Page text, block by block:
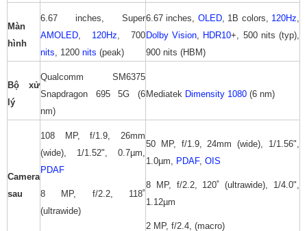
Màn
hình
6.67 inches, Super
AMOLED, 120Hz, 700
nits, 1200 nits (peak)
6.67 inches, OLED, 1B colors, 120Hz,
Dolby Vision, HDR10+, 500 nits (typ),
900 nits (HBM)
Bộ xử
lý
Qualcomm SM6375
Snapdragon 695 5G (6
nm)
Mediatek Dimensity 1080 (6 nm)
Camera
sau
108 MP, f/1.9, 26mm
(wide), 1/1.52", 0.7µm,
PDAF
8 MP, f/2.2, 118˚
(ultrawide)
50 MP, f/1.9, 24mm (wide), 1/1.56",
1.0µm, PDAF, OIS
8 MP, f/2.2, 120˚ (ultrawide), 1/4.0",
1.12µm
2 MP, f/2.4, (macro)